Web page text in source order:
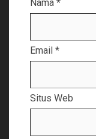
Nama *
Email *
Situs Web